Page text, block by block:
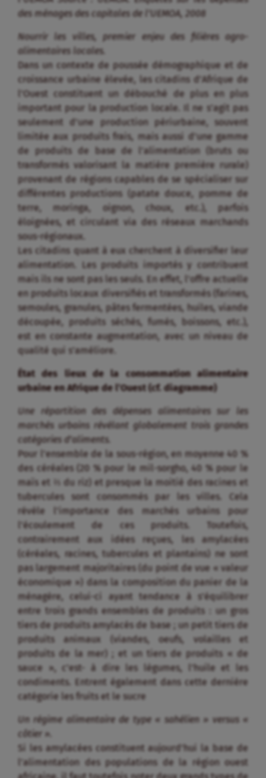
limitée aux produits frais, mais aussi d’une gamme
transformés valorisant la matière première rurale)
provenant de régions capables de se spécialiser sur
différentes productions (patate douce, pomme de
terre, moringa, oignon, choux, etc.), parfois
éloignées, et circulant via des réseaux marchands
sous-régionaux.
Les citadins quant à eux cherchent à diversifier leur
alimentation. Les produits importés y contribuent
mais ils ne sont pas les seuls. En effet, l’offre actuelle
en produits locaux diversifiés et transformés (farines,
semoules, granules, pâtes fermentées, huiles, viande
découpée, produits séchés, fumés, boissons, etc.),
est en constante augmentation, avec un niveau de
qualité qui s’améliore.
État des lieux de la consommation alimentaire
urbaine en Afrique de l’Ouest (cf. diagramme)
Une répartition des dépenses alimentaires sur les
marchés urbains révélant globalement trois grandes
catégories d’aliments.
Pour l’ensemble de la sous-région, en moyenne 40 %
des céréales (20 % pour le mil-sorgho, 40 % pour le
maïs et ⅔ du riz) et presque la moitié des racines et
tubercules sont consommés par les villes. Cela
révèle l’importance des marchés urbains pour
contrairement aux idées reçues, les amylacées
(céréales, racines, tubercules et plantains) ne sont
pas largement majoritaires (du point de vue « valeur
économique ») dans la composition du panier de la
ménagère, celui-ci ayant tendance à s’équilibrer
entre trois grands ensembles de produits : un gros
tiers de produits amylacés de base ; un petit tiers de
produits animaux (viandes, oeufs, volailles et
produits de la mer) ; et un tiers de produits « de
sauce », c’est- à dire les légumes, l’huile et les
condiments. Entrent également dans cette dernière
catégorie les fruits et le sucre
Un régime alimentaire de type « sahélien » versus «
côtier ».
Si les amylacées constituent aujourd’hui la base de
l’alimentation des populations de la région ouest
africaine, il faut toutefois noter deux grands types de
régimes : d’une part le régime à dominance
céréalière (selon les pays, sorgho-mil, blé ou riz),
caractéristique des pays du Cilss ; d’autre part le
caractéristique des pays côtiers de l’Afrique de
l’Ouest, y compris le Nigeria. Le tableau ci-dessous
est révélateur de ces régimes différenciés.